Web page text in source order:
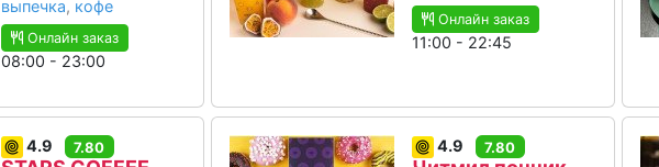
выпечка, кофе
Онлайн заказ
08:00 - 23:00
Онлайн заказ
11:00 - 22:45
4.9 7.80 4.9 7.80